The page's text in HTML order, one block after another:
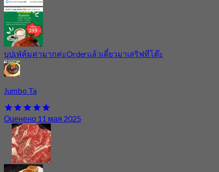
บุปเฟ่คุ้มค่ามากค่ะOrderแล้วเดี๋ยวมาเสริฟที่โต๊ะ
Jumbo Ta
Оценено 11 мая 2025